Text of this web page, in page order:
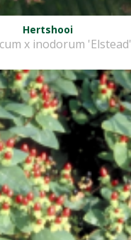
Hertshooi
x inodorum 'Elstead'